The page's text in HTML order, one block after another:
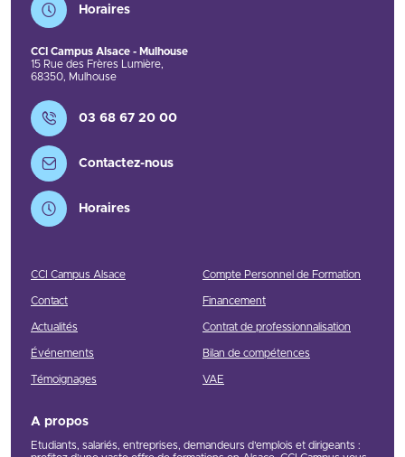
Horaires
CCI Campus Alsace - Mulhouse
15 Rue des Frères Lumière,
68350, Mulhouse
Contact
03 68 67 20 00
Contactez-nous
Horaires
CCI Campus Alsace
Contact
Actualités
Événements
Témoignages
Compte Personnel de Formation
Financement
Contrat de professionnalisation
Bilan de compétences
VAE
A propos
Etudiants, salariés, entreprises, demandeurs d’emplois et dirigeants :